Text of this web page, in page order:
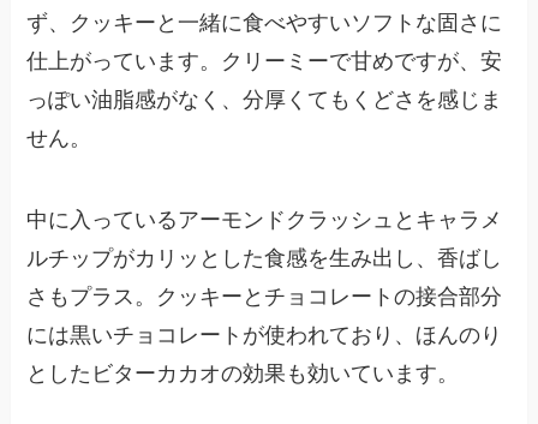
ず、クッキーと一緒に食べやすいソフトな固さに
仕上がっています。クリーミーで甘めですが、安
っぽい油脂感がなく、分厚くてもくどさを感じま
せん。
中に入っているアーモンドクラッシュとキャラメ
ルチップがカリッとした食感を生み出し、香ばし
さもプラス。クッキーとチョコレートの接合部分
には黒いチョコレートが使われており、ほんのり
としたビターカカオの効果も効いています。